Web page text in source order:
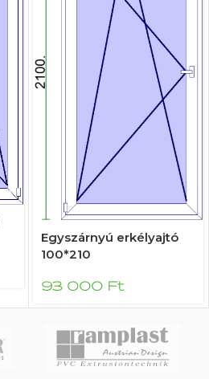
Egyszárnyú erkélyajtó
100*210
93 000 Ft